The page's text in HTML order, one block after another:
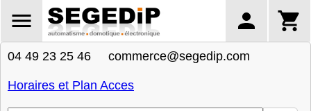
04 49 23 25 46 commerce@segedip.com
Horaires et Plan Acces